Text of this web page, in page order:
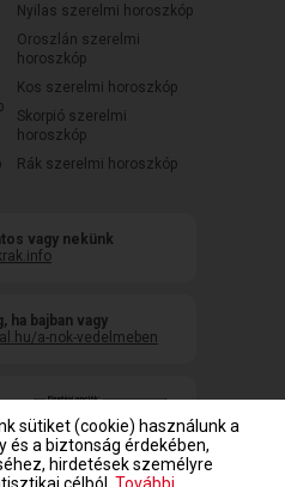
Nyilas szerelmi horoszkóp
Oroszlán szerelmi
horoszkóp
Kos szerelmi horoszkóp
Skorpió szerelmi
horoszkóp
Rák szerelmi horoszkóp
vagy nekünk
ha bajban vagy
a-nok-vedelmeben
sütiket (cookie) használunk a
és a biztonság érdekében,
hirdetések személyre